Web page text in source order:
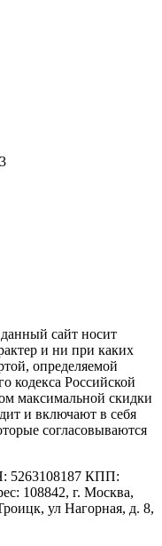
сайт носит
и ни при каких
определяемой
кодекса Российской
максимальной скидки
и включают в себя
согласовываются
КПП:
108842, г. Москва,
ул Нагорная, д. 8,